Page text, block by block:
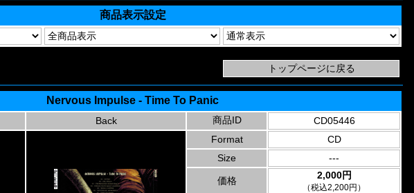
商品表示設定
Nervous Impulse - Time To Panic
Back 商品ID
CD05446
Format
CD
Size
---
価格 2,000円
（税込2,200円）